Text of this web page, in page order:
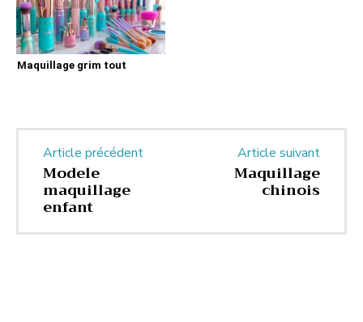
Maquillage grim tout
Article précédent
Modele
maquillage
enfant
Article suivant
Maquillage
chinois